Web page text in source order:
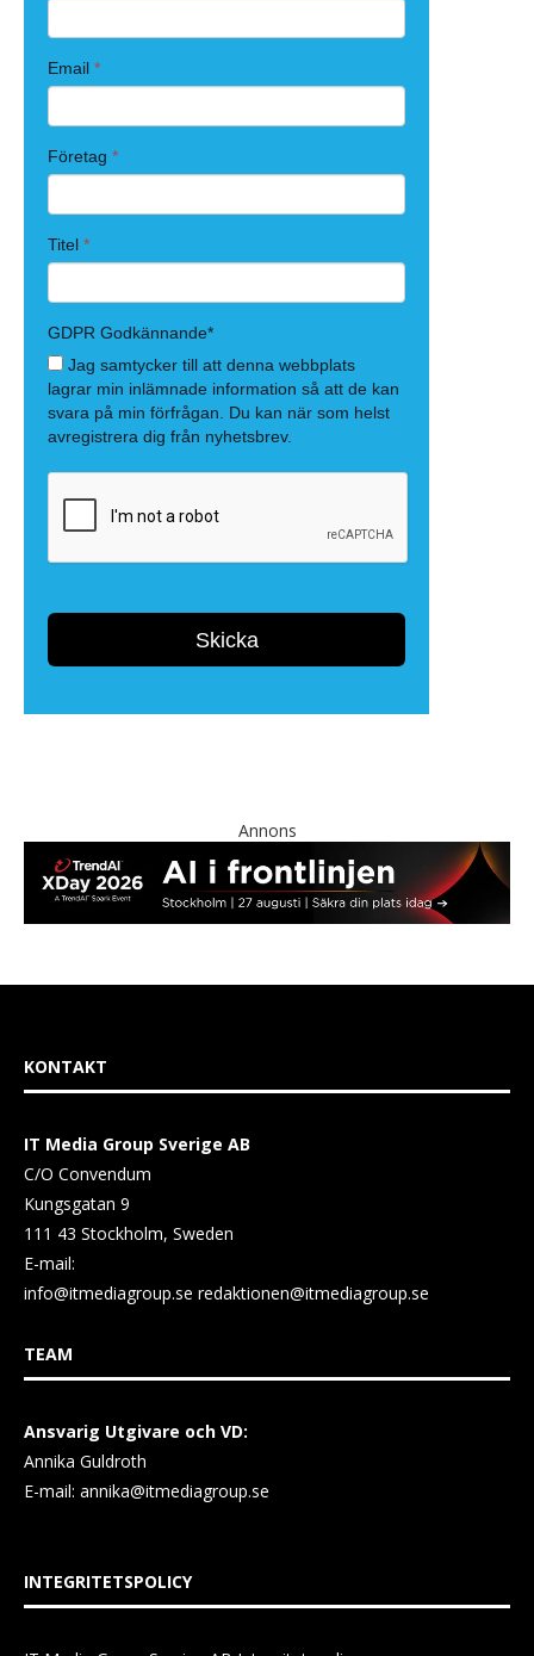
Annons
KONTAKT
IT Media Group Sverige AB
C/O Convendum
Kungsgatan 9
111 43 Stockholm, Sweden
E-mail:
info@itmediagroup.se redaktionen@itmediagroup.se
TEAM
Ansvarig Utgivare och VD:
Annika Guldroth
E-mail: annika@itmediagroup.se
INTEGRITETSPOLICY